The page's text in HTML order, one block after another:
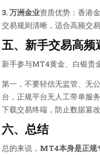
3. 万洲金业资质优势：香港
交易规则清晰，适合高频交
五、新手交易高频
新手参与MT4黄金、白银贵
第一，不要轻信无监管、无
台，正规平台无人工带单服
下载交易终端，防止数据篡改
六、总结
总的来说， MT4本身是正规